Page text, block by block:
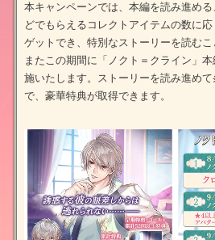
本キャンペーンでは、本編を読み進め
どでもらえるコレクトアイテムの数に
ゲットでき、特別なストーリーを読むこ
またこの期間に「ノクト＝クライン」
施いたします。ストーリーを読み進め
で、豪華特典が取得できます。